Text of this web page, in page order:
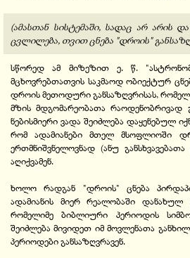
(ამასთან სისტემაში, სადაც არ არის
ცვლილება, თვით ცნება "დროის"
სწორედ ამ მიზეზით ე. წ.
მცხოვრებთათვის საკმაოდ ობიექტურ
დროის მეთოდური განსაზღვრისას,
მზის მდგომარეობათა რაოდენობრივად
ნებისმიერი ვადა შეიძლება დაყენებულ
რომ ადამიანები მთელ მსოფლიოში
ერთმნიშვნელოვნად (ანუ
აღიქვამენ.
ხოლო რადგან "დროის" ცნება
ადამიანის მიერ რეალობაში
რომელიმე ბიბლიური პერიოდის
შეიძლება მივიდეთ იმ მოვლენათა
პერიოდები განსაზღვრავენ.